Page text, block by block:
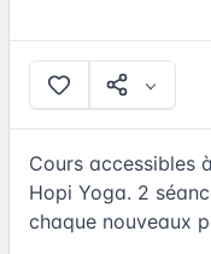
Cours accessibles
Hopi Yoga. 2
chaque nouveaux